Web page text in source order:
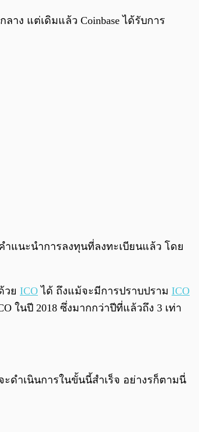
ง แต่เดิมแล้ว Coinbase ได้รับการ
ำแนะนำการลงทุนที่ลงทะเบียนแล้ว โดย
วย ICO ได้ ถึงแม้จะมีการปราบปราม ICO
ในปี 2018 ซึ่งมากกว่าปีที่แล้วถึง 3 เท่า
ดำเนินการในขั้นนี้สำเร็จ อย่างรก็ตามนี่